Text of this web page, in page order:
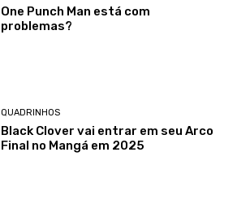
One Punch Man está com
problemas?
QUADRINHOS
Black Clover vai entrar em seu Arco
Final no Mangá em 2025